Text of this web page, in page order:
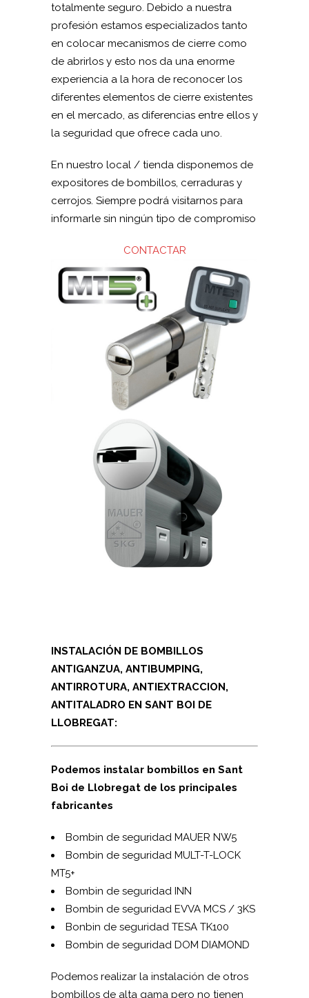
totalmente seguro. Debido a nuestra
profesión estamos especializados tanto
en colocar mecanismos de cierre como
de abrirlos y esto nos da una enorme
experiencia a la hora de reconocer los
diferentes elementos de cierre existentes
en el mercado, as diferencias entre ellos y
la seguridad que ofrece cada uno.
En nuestro local / tienda disponemos de
expositores de bombillos, cerraduras y
cerrojos. Siempre podrá visitarnos para
informarle sin ningún tipo de compromiso
CONTACTAR
INSTALACIÓN DE BOMBILLOS
ANTIGANZUA, ANTIBUMPING,
ANTIRROTURA, ANTIEXTRACCION,
ANTITALADRO EN SANT BOI DE
LLOBREGAT:
Podemos instalar bombillos en Sant
Boi de Llobregat de los principales
fabricantes
Bombin de seguridad MAUER NW5
Bombin de seguridad MUL­T-T-LOCK
MT5+
Bombin de seguridad INN
Bombin de seguridad EVVA MCS / 3KS
Bonbin de seguridad TESA TK100
Bombin de seguridad DOM DIAMOND
Podemos realizar la instalación de otros
bombillos de alta gama pero no tienen